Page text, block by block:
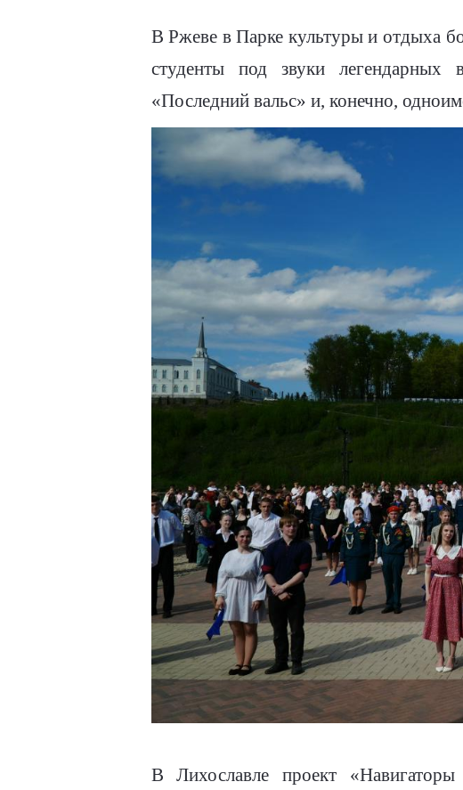
В Ржеве в Парке культуры и отдыха
студенты под звуки легендарных
«Последний вальс» и, конечно,
В Лихославле проект «Навигаторы